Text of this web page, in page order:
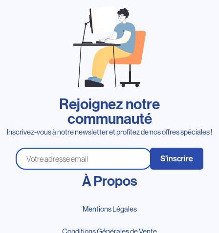
Rejoignez notre
communauté
Inscrivez-vous à notre newsletter et profitez de nos offres spéciales !
S’inscrire
À Propos
Mentions Légales